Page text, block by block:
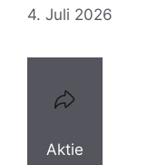
4. Juli 2026
Aktie